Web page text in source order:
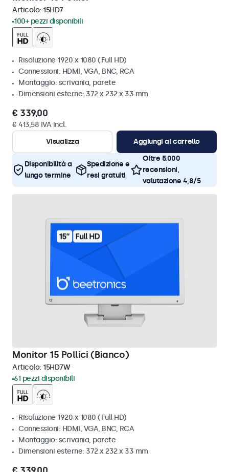
Articolo: 15HD7
100+ pezzi disponibili
Risoluzione 1920 x 1080 (Full HD)
Connessioni: HDMI, VGA, BNC, RCA
Montaggio: scrivania, parete
Dimensioni esterne: 372 x 232 x 33 mm
€ 339,00
€ 413,58 IVA incl.
Visualizza
Aggiungi al carrello
Disponibilità a
lungo termine
Spedizione e
resi gratuiti
Oltre 5.000
recensioni,
valutazione 4,8/5
Monitor 15 Pollici (Bianco)
Articolo: 15HD7W
61 pezzi disponibili
Risoluzione 1920 x 1080 (Full HD)
Connessioni: HDMI, VGA, BNC, RCA
Montaggio: scrivania, parete
Dimensioni esterne: 372 x 232 x 33 mm